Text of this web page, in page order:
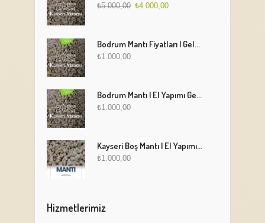
₺5.000,00 ₺4.000,00
Bodrum Mantı Fiyatları | Geleneksel Türk Mantısı Online Sipariş
₺1.000,00
Bodrum Mantı | El Yapımı Geleneksel Mantı Lezzeti
₺1.000,00
Kayseri Boş Mantı | El Yapımı Geleneksel Fırınlanmış Mantı
₺1.000,00
Hizmetlerimiz